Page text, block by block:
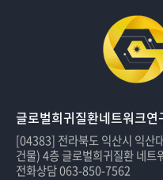
글로벌희귀질환네트워크연
[04383] 전라북도 익산시 익산
건물) 4층 글로벌희귀질환 네트
전화상담 063-850-7562